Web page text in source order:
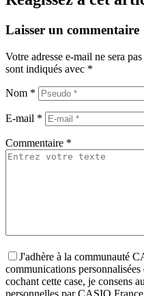
Laisser un commentaire
Votre adresse e-mail ne sera
sont indiqués avec *
Nom *
E-mail *
Commentaire *
J'adhère à la communauté
communications
cochant cette case, je consens
personnelles par CASIO